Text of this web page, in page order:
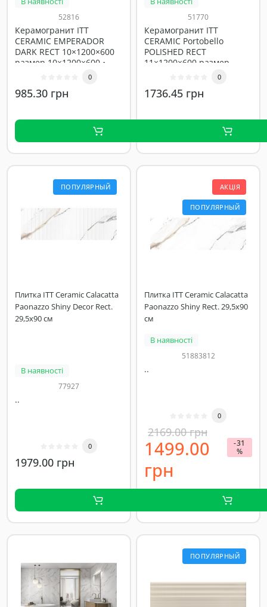
52816
Керамогранит ITT
CERAMIC EMPERADOR
DARK RECT 10×1200×600
размер 10×1200×600 •
Страна производ..
0
985.30 грн
51770
Керамогранит ITT
CERAMIC Portobello
POLISHED RECT
11×1200×600 размер
11×1200×600 • Страна
0
1736.45 грн
ПОПУЛЯРНЫЙ
Плитка ITT Ceramic Calacatta
Paonazzo Shiny Decor Rect.
29,5x90 см
В наявності
77927
..
0
1979.00 грн
АКЦІЯ
ПОПУЛЯРНЫЙ
Плитка ITT Ceramic Calacatta
Paonazzo Shiny Rect. 29,5x90
см
В наявності
51883812
..
0
2169.00 грн
-31
%
1499.00
грн
ПОПУЛЯРНЫЙ